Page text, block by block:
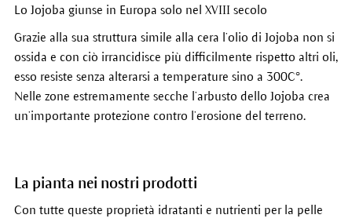
Lo Jojoba giunse in Europa solo nel XVIII secolo
Grazie alla sua struttura simile alla cera l’olio di Jojoba non si
ossida e con ciò irrancidisce più difficilmente rispetto altri oli,
esso resiste senza alterarsi a temperature sino a 300C°.
Nelle zone estremamente secche l’arbusto dello Jojoba crea
un’importante protezione contro l’erosione del terreno.
La pianta nei nostri prodotti
Con tutte queste proprietà idratanti e nutrienti per la pelle